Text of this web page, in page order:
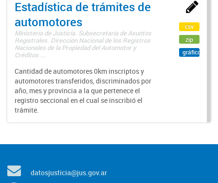
Estadística de trámites de
automotores
Ministerio de Justicia. Subsecretaría de Asuntos
Registrales. Dirección Nacional de los Registros
Nacionales de la Propiedad del Automotor y
Créditos ...
Cantidad de automotores 0km inscriptos y
automotores transferidos, discriminados por
año, mes y provincia a la que pertenece el
registro seccional en el cual se inscribió el
trámite.
csv
zip
gráfico
datosjusticia@jus.gov.ar